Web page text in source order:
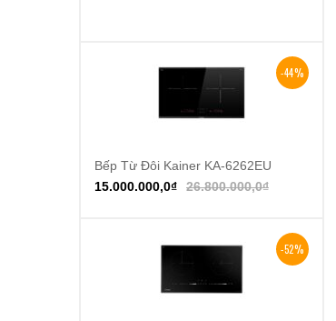
-44%
Thêm vào giỏ hàng
Bếp Từ Đôi Kainer KA-6262EU
26.800.000,0₫
15.000.000,0₫
-52%